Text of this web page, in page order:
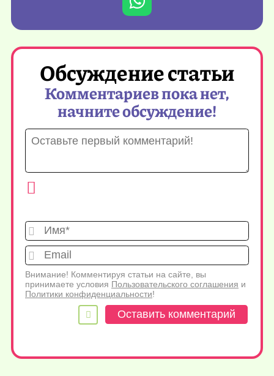
Обсуждение статьи
Комментариев пока нет,
начните обсуждение!
Имя*
Внимание! Комментируя статьи на сайте, вы
принимаете условия Пользовательского соглашения и
Политики конфиденциальности!